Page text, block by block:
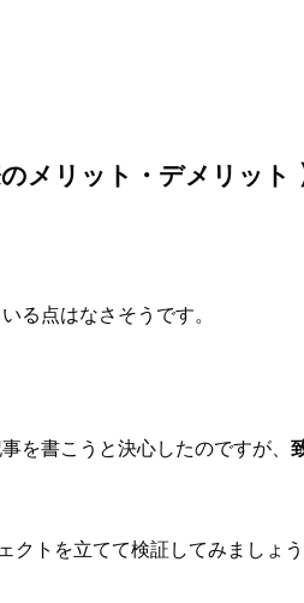
メリット・デメリット
る点はなさそうです。
を書こうと決心したのですが、
トを立てて検証してみましょう